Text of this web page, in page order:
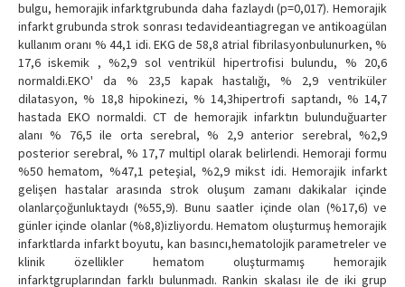
bulgu, hemorajik infarktgrubunda daha fazlaydı (p=0,017). Hemorajik
infarkt grubunda strok sonrası tedavideantiagregan ve antikoagülan
kullanım oranı % 44,1 idi. EKG de 58,8 atrial fibrilasyonbulunurken, %
17,6 iskemik , %2,9 sol ventrikül hipertrofisi bulundu, % 20,6
normaldi.EKO' da % 23,5 kapak hastalığı, % 2,9 ventriküler
dilatasyon, % 18,8 hipokinezi, % 14,3hipertrofi saptandı, % 14,7
hastada EKO normaldi. CT de hemorajik infarktın bulunduğuarter
alanı % 76,5 ile orta serebral, % 2,9 anterior serebral, %2,9
posterior serebral, % 17,7 multipl olarak belirlendi. Hemoraji formu
%50 hematom, %47,1 peteşial, %2,9 mikst idi. Hemorajik infarkt
gelişen hastalar arasında strok oluşum zamanı dakikalar içinde
olanlarçoğunluktaydı (%55,9). Bunu saatler içinde olan (%17,6) ve
günler içinde olanlar (%8,8)izliyordu. Hematom oluşturmuş hemorajik
infarktlarda infarkt boyutu, kan basıncı,hematolojik parametreler ve
klinik özellikler hematom oluşturmamış hemorajik
infarktgruplarından farklı bulunmadı. Rankin skalası ile de iki grup